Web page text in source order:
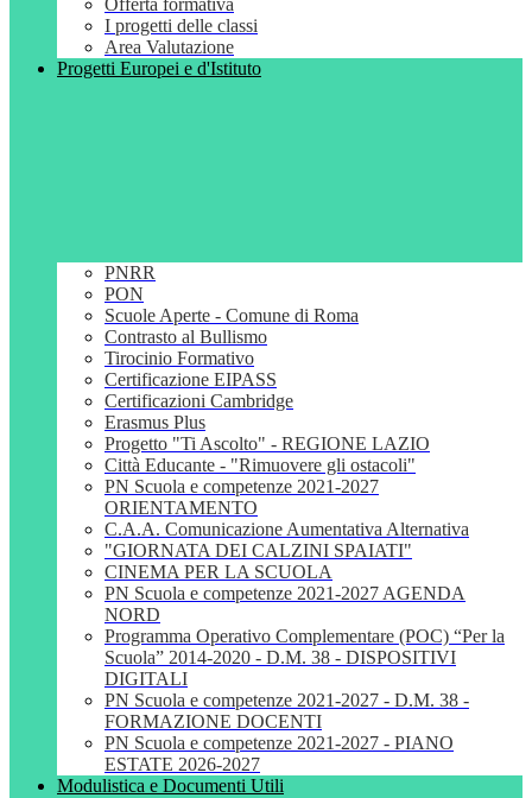
Offerta formativa
I progetti delle classi
Area Valutazione
Progetti Europei e d'Istituto
PNRR
PON
Scuole Aperte - Comune di Roma
Contrasto al Bullismo
Tirocinio Formativo
Certificazione EIPASS
Certificazioni Cambridge
Erasmus Plus
Progetto "Ti Ascolto" - REGIONE LAZIO
Città Educante - "Rimuovere gli ostacoli"
PN Scuola e competenze 2021-2027
ORIENTAMENTO
C.A.A. Comunicazione Aumentativa Alternativa
"GIORNATA DEI CALZINI SPAIATI"
CINEMA PER LA SCUOLA
PN Scuola e competenze 2021-2027 AGENDA
NORD
Programma Operativo Complementare (POC) “Per la
Scuola” 2014-2020 - D.M. 38 - DISPOSITIVI
DIGITALI
PN Scuola e competenze 2021-2027 - D.M. 38 -
FORMAZIONE DOCENTI
PN Scuola e competenze 2021-2027 - PIANO
ESTATE 2026-2027
Modulistica e Documenti Utili